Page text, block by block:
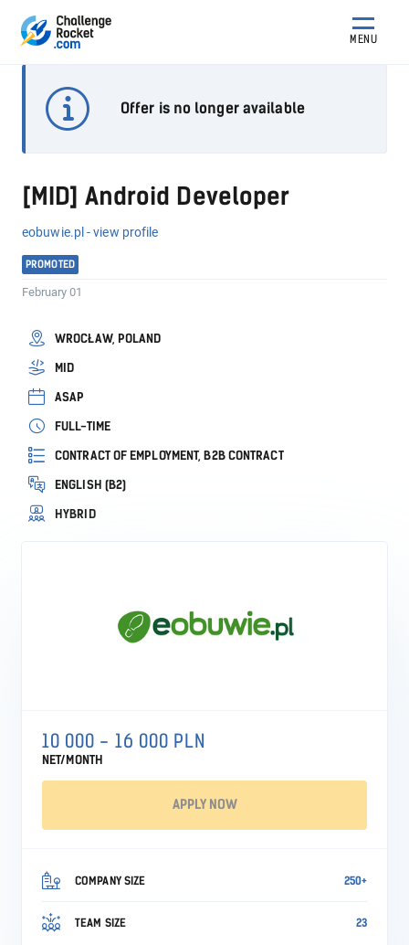
MENU
Offer is no longer available
[MID] Android Developer
eobuwie.pl - view profile
PROMOTED
February 01
WROCŁAW, POLAND
MID
ASAP
FULL-TIME
CONTRACT OF EMPLOYMENT, B2B CONTRACT
ENGLISH (B2)
HYBRID
10 000 - 16 000 PLN
NET/MONTH
APPLY NOW
COMPANY SIZE 250+
TEAM SIZE 23